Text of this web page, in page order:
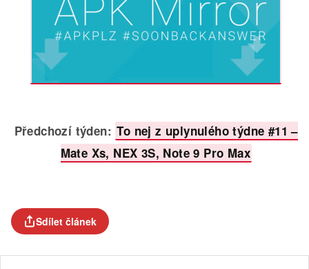
Předchozí týden: To nej z uplynulého týdne #11 –
Mate Xs, NEX 3S, Note 9 Pro Max
Sdílet článek